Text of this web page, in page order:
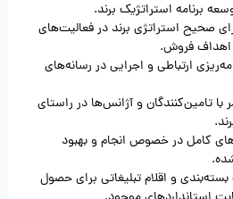
برنامه استراتژیک برند.
صحیح استراتژی برند در فعالیت‌های
اهداف فروش.
ارتباطی و اجرایی در رسانه‌های
با تامین‌کنندگان و آژانس‌ها در راستای
کامل در خصوص انجام و بهبود
و اقلام تبلیغاتی برای حصول